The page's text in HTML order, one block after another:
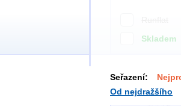
Skladem
Seřazení:
Od nejdražšího